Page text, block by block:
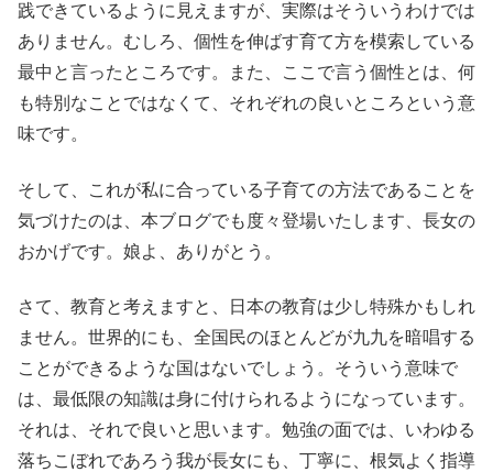
践できているように見えますが、実際はそういうわけでは
ありません。むしろ、個性を伸ばす育て方を模索している
最中と言ったところです。また、ここで言う個性とは、何
も特別なことではなくて、それぞれの良いところという意
味です。
そして、これが私に合っている子育ての方法であることを
気づけたのは、本ブログでも度々登場いたします、長女の
おかげです。娘よ、ありがとう。
さて、教育と考えますと、日本の教育は少し特殊かもしれ
ません。世界的にも、全国民のほとんどが九九を暗唱する
ことができるような国はないでしょう。そういう意味で
は、最低限の知識は身に付けられるようになっています。
それは、それで良いと思います。勉強の面では、いわゆる
落ちこぼれであろう我が長女にも、丁寧に、根気よく指導